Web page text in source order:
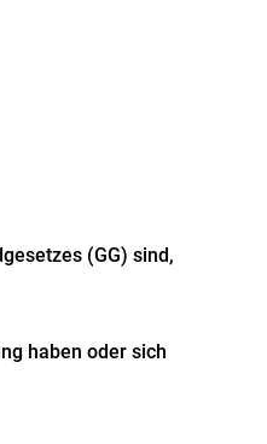
(GG) sind,
haben oder sich